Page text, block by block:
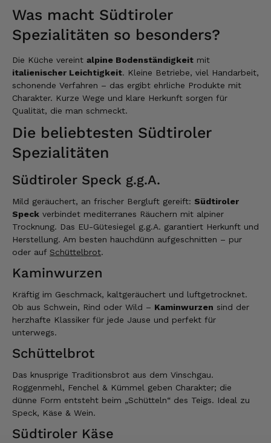
Was macht Südtiroler
Spezialitäten so besonders?
Die Küche vereint alpine Bodenständigkeit mit
italienischer Leichtigkeit. Kleine Betriebe, viel Handarbeit,
schonende Verfahren – das ergibt ehrliche Produkte mit
Charakter. Kurze Wege und klare Herkunft sorgen für
Qualität, die man schmeckt.
Die beliebtesten Südtiroler
Spezialitäten
Südtiroler Speck g.g.A.
Mild geräuchert, an frischer Bergluft gereift: Südtiroler
Speck verbindet mediterranes Räuchern mit alpiner
Trocknung. Das EU-Gütesiegel g.g.A. garantiert Herkunft und
Herstellung. Am besten hauchdünn aufgeschnitten – pur
oder auf Schüttelbrot.
Kaminwurzen
Kräftig im Geschmack, kaltgeräuchert und luftgetrocknet.
Ob aus Schwein, Rind oder Wild – Kaminwurzen sind der
herzhafte Klassiker für jede Jause und perfekt für
unterwegs.
Schüttelbrot
Das knusprige Traditionsbrot aus dem Vinschgau.
Roggenmehl, Fenchel & Kümmel geben Charakter; die
dünne Form entsteht beim „Schütteln“ des Teigs. Ideal zu
Speck, Käse & Wein.
Südtiroler Käse